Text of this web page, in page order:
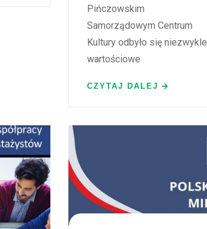
Pińczowskim
Samorządowym Centrum
Kultury odbyło się niezwykle
wartościowe
CZYTAJ DALEJ